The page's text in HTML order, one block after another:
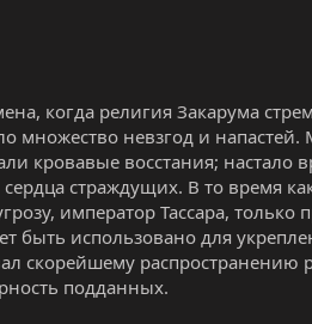
когда религия Закарума
множество невзгод и
кровавые восстания; настало
страждущих. В то время
император Тассара,
быть использовано для
скорейшему распространению
подданных.